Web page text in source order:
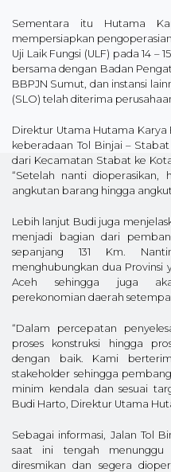
Sementara itu Hutama
mempersiapkan
Uji Laik Fungsi (ULF) pada 14 –
bersama dengan Badan
BBPJN Sumut, dan instansi
(SLO) telah diterima
Direktur Utama Hutama
keberadaan Tol Binjai –
dari Kecamatan Stabat ke
“Setelah nanti dioperasikan,
angkutan barang hingga
Lebih lanjut Budi juga
menjadi bagian dari
sepanjang 131 Km.
menghubungkan dua Provinsi
Aceh sehingga juga
perekonomian daerah
“Dalam percepatan
proses konstruksi hingga
dengan baik. Kami
stakeholder sehingga
minim kendala dan sesuai
Budi Harto, Direktur Utama
Sebagai informasi, Jalan Tol
saat ini tengah
diresmikan dan segera